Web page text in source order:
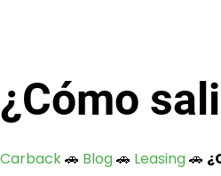
¿Cómo
Carback🚗 Blog🚗 Leasing🚗